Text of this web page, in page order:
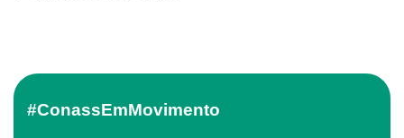
#ConassEmMovimento